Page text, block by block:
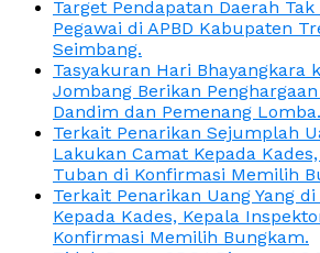
Target Pendapatan Daerah
Pegawai di APBD Kabupaten
Seimbang.
Tasyakuran Hari Bhayangkara
Jombang Berikan
Dandim dan Pemenang Lomba.
Terkait Penarikan Sejumplah
Lakukan Camat Kepada
Tuban di Konfirmasi Memilih
Terkait Penarikan Uang Yang
Kepada Kades, Kepala
Konfirmasi Memilih Bungkam.